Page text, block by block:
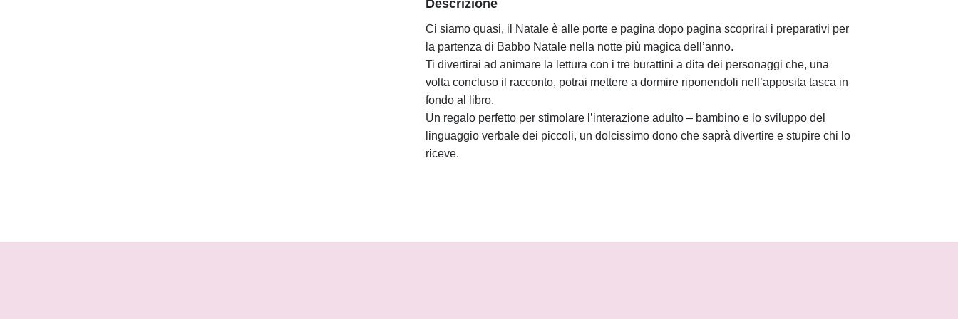
Descrizione
Ci siamo quasi, il Natale è alle porte e pagina dopo pagina scoprirai i preparativi per
la partenza di Babbo Natale nella notte più magica dell’anno.
Ti divertirai ad animare la lettura con i tre burattini a dita dei personaggi che, una
volta concluso il racconto, potrai mettere a dormire riponendoli nell’apposita tasca in
fondo al libro.
Un regalo perfetto per stimolare l’interazione adulto – bambino e lo sviluppo del
linguaggio verbale dei piccoli, un dolcissimo dono che saprà divertire e stupire chi lo
riceve.